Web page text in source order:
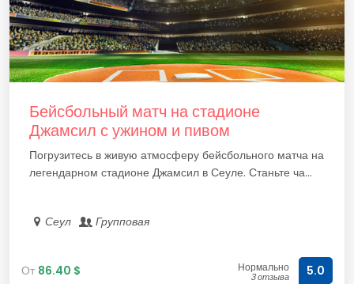
Бейсбольный матч на стадионе
Джамсил с ужином и пивом
Погрузитесь в живую атмосферу бейсбольного матча на
легендарном стадионе Джамсил в Сеуле. Станьте ча...
Сеул Групповая
От 86.40 $ Нормально
3 отзыва 5.0